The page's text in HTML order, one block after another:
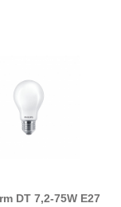
DT 7,2-75W E27